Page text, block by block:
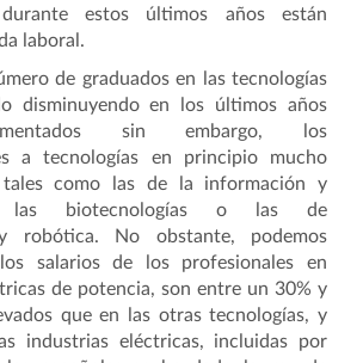
estos últimos años están
laboral.
de graduados en las tecnologías
disminuyendo en los últimos años
sin embargo, los
a tecnologías en principio mucho
tales como las de la información y
las biotecnologías o las de
robótica. No obstante, podemos
salarios de los profesionales en
de potencia, son entre un 30% y
que en las otras tecnologías, y
industrias eléctricas, incluidas por